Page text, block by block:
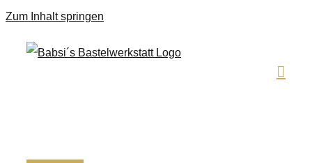
Zum Inhalt springen